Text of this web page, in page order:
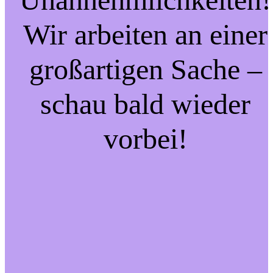
Wir arbeiten an einer
großartigen Sache –
schau bald wieder
vorbei!